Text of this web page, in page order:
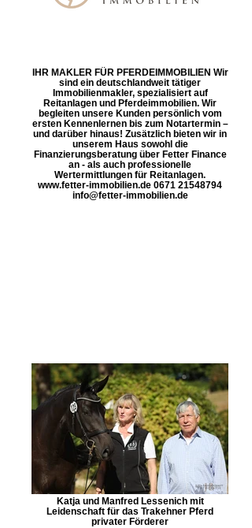
IHR MAKLER FÜR PFERDEIMMOBILIEN Wir
sind ein deutschlandweit tätiger
Immobilienmakler, spezialisiert auf
Reitanlagen und Pferdeimmobilien. Wir
begleiten unsere Kunden persönlich vom
ersten Kennenlernen bis zum Notartermin –
und darüber hinaus! Zusätzlich bieten wir in
unserem Haus sowohl die
Finanzierungsberatung über Fetter Finance
an - als auch professionelle
Wertermittlungen für Reitanlagen.
www.fetter-immobilien.de 0671 21548794
info@fetter-immobilien.de
Katja und Manfred Lessenich mit
Leidenschaft für das Trakehner Pferd
privater Förderer